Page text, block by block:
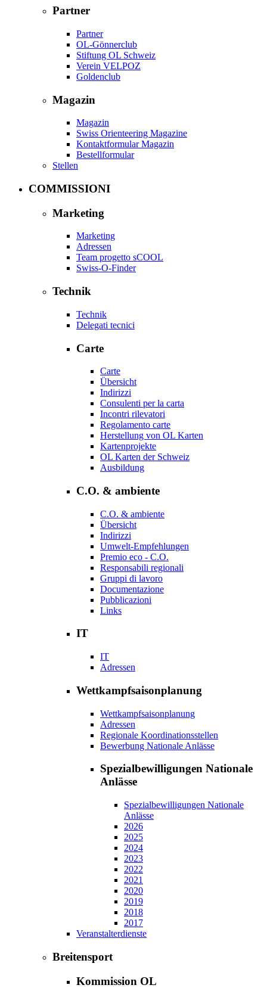
Partner
Partner
OL-Gönnerclub
Stiftung OL Schweiz
Verein VELPOZ
Goldenclub
Magazin
Magazin
Swiss Orienteering Magazine
Kontaktformular Magazin
Bestellformular
Stellen
COMMISSIONI
Marketing
Marketing
Adressen
Team progetto sCOOL
Swiss-O-Finder
Technik
Technik
Delegati tecnici
Carte
Carte
Übersicht
Indirizzi
Consulenti per la carta
Incontri rilevatori
Regolamento carte
Herstellung von OL Karten
Kartenprojekte
OL Karten der Schweiz
Ausbildung
C.O. & ambiente
C.O. & ambiente
Übersicht
Indirizzi
Umwelt-Empfehlungen
Premio eco - C.O.
Responsabili regionali
Gruppi di lavoro
Documentazione
Pubblicazioni
Links
IT
IT
Adressen
Wettkampfsaisonplanung
Wettkampfsaisonplanung
Adressen
Regionale Koordinationsstellen
Bewerbung Nationale Anlässe
Spezialbewilligungen Nationale
Anlässe
Spezialbewilligungen Nationale
Anlässe
2026
2025
2024
2023
2022
2021
2020
2019
2018
2017
Veranstalterdienste
Breitensport
Kommission OL